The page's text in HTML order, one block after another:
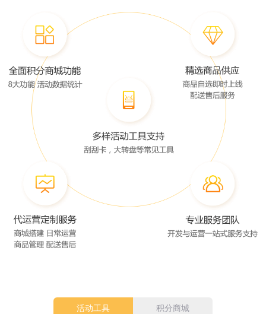
活动工具 积分商城